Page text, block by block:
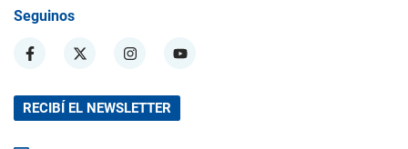
Seguinos
RECIBÍ EL NEWSLETTER